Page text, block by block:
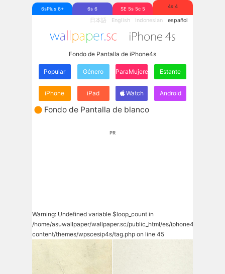
6sPlus 6+ 6s 6 SE 5s 5c 5 4s 4
日本語 English Indonesian español
Fondo de Pantalla de iPhone4s
Popular Género ParaMujeres Estante
iPhone iPad Watch Android
Fondo de Pantalla de blanco
PR
Warning: Undefined variable $loop_count in
/home/asuwallpaper/wallpaper.sc/public_html/es/iphone4s/wp-
content/themes/wpscesip4s/tag.php on line 45